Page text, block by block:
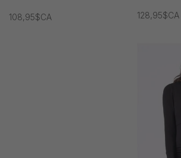
108,95$CA 128,95$CA